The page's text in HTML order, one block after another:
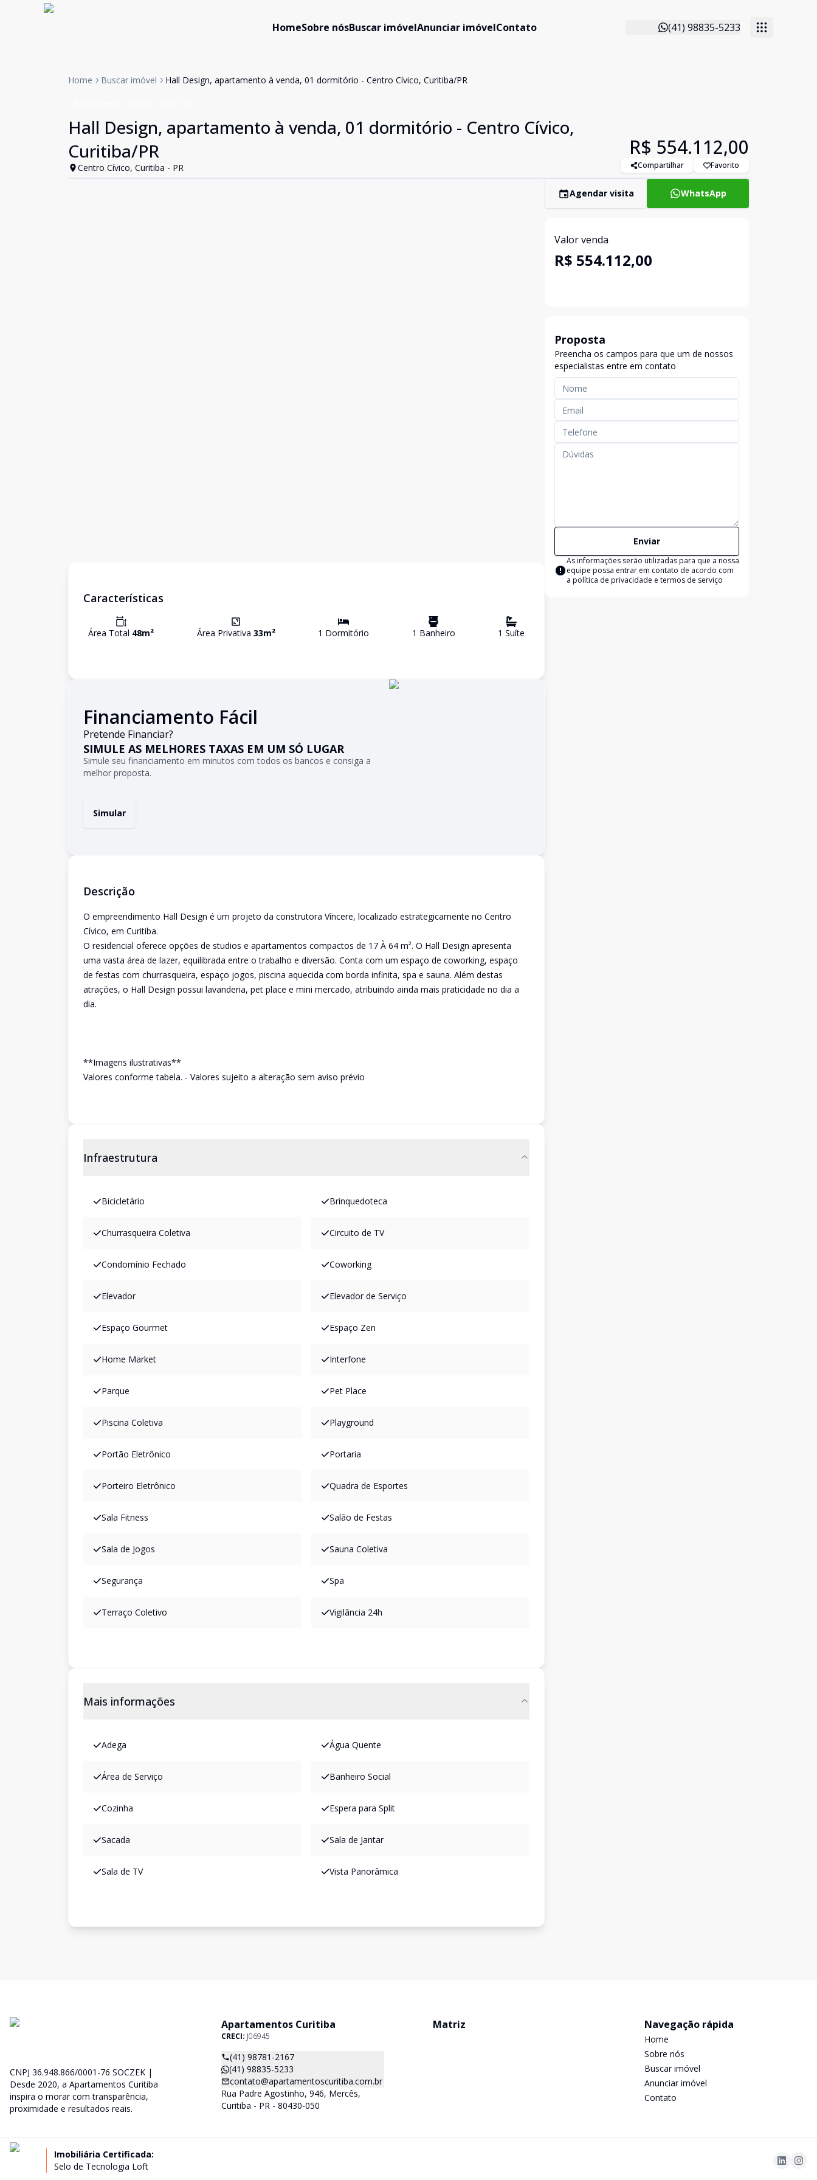
HomeSobre nósBuscar imóvelAnunciar imóvelContato (41) 98835-5233
Home Buscar imóvel Hall Design, apartamento à venda, 01 dormitório - Centro Cívico, Curitiba/PR
Hall Design, apartamento à venda, 01 dormitório - Centro Cívico,
Curitiba/PR
Centro Cívico, Curitiba - PR
R$ 554.112,00
Compartilhar Favorito
Características
Área Total 48m² Área Privativa 33m² 1 Dormitório 1 Banheiro 1 Suíte
Financiamento Fácil
Pretende Financiar?
SIMULE AS MELHORES TAXAS EM UM SÓ LUGAR
Simule seu financiamento em minutos com todos os bancos e consiga a
melhor proposta.
Simular
Descrição
O empreendimento Hall Design é um projeto da construtora Víncere, localizado estrategicamente no Centro
Cívico, em Curitiba.
O residencial oferece opções de studios e apartamentos compactos de 17 À 64 m². O Hall Design apresenta
uma vasta área de lazer, equilibrada entre o trabalho e diversão. Conta com um espaço de coworking, espaço
de festas com churrasqueira, espaço jogos, piscina aquecida com borda infinita, spa e sauna. Além destas
atrações, o Hall Design possui lavanderia, pet place e mini mercado, atribuindo ainda mais praticidade no dia a
dia.
**Imagens ilustrativas**
Valores conforme tabela. - Valores sujeito a alteração sem aviso prévio
Infraestrutura
Bicicletário Brinquedoteca
Churrasqueira Coletiva Circuito de TV
Condomínio Fechado Coworking
Elevador Elevador de Serviço
Espaço Gourmet Espaço Zen
Home Market Interfone
Parque Pet Place
Piscina Coletiva Playground
Portão Eletrônico Portaria
Porteiro Eletrônico Quadra de Esportes
Sala Fitness Salão de Festas
Sala de Jogos Sauna Coletiva
Segurança Spa
Terraço Coletivo Vigilância 24h
Mais informações
Adega Água Quente
Área de Serviço Banheiro Social
Cozinha Espera para Split
Sacada Sala de Jantar
Sala de TV Vista Panorâmica
Agendar visita WhatsApp
Valor venda
R$ 554.112,00
Proposta
Preencha os campos para que um de nossos
especialistas entre em contato
Enviar
As informações serão utilizadas para que a nossa
equipe possa entrar em contato de acordo com
a política de privacidade e termos de serviço
CNPJ 36.948.866/0001-76 SOCZEK |
Desde 2020, a Apartamentos Curitiba
inspira o morar com transparência,
proximidade e resultados reais.
Apartamentos Curitiba
CRECI: J06945
(41) 98781-2167
(41) 98835-5233
contato@apartamentoscuritiba.com.br
Rua Padre Agostinho, 946, Mercês,
Curitiba - PR - 80430-050
Matriz Navegação rápida
Home
Sobre nós
Buscar imóvel
Anunciar imóvel
Contato
Imobiliária Certificada:
Selo de Tecnologia Loft